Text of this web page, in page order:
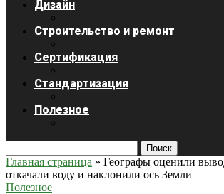
Дизайн
Строительство и ремонт
Сертификация
Стандартизация
Полезное
Поиск
Главная страница » Географы оценили
откачали воду и наклонили ось Земли
Полезное